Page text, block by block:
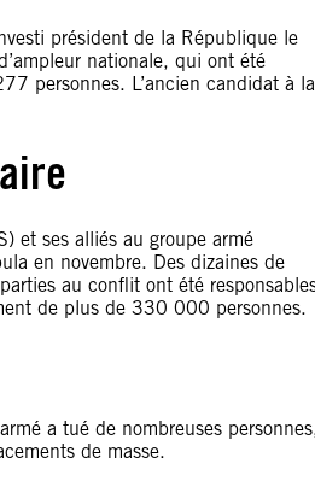
président de la République le
nationale, qui ont été
personnes. L’ancien candidat à la
et ses alliés au groupe armé
en novembre. Des dizaines de
au conflit ont été
de plus de 330 000 personnes.
a tué de nombreuses
de masse.